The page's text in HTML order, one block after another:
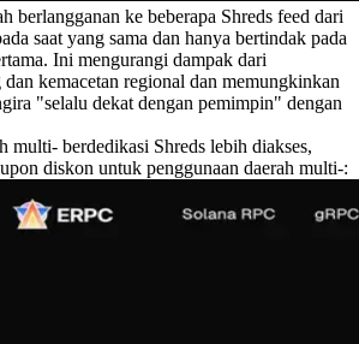
berlangganan ke beberapa Shreds feed dari
saat yang sama dan hanya bertindak pada
Ini mengurangi dampak dari
kemacetan regional dan memungkinkan
"selalu dekat dengan pemimpin" dengan
multi- berdedikasi Shreds lebih diakses,
diskon untuk penggunaan daerah multi-: